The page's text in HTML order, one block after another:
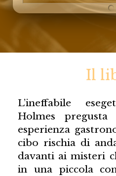
Il
L’ineffabile
Holmes
esperienza
cibo rischia di
davanti ai misteri
in una piccola